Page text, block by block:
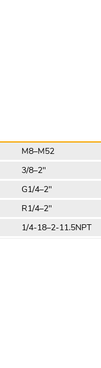
M8–M52
3/8–2"
G1/4–2"
R1/4–2"
1/4-18–2-11.5NPT